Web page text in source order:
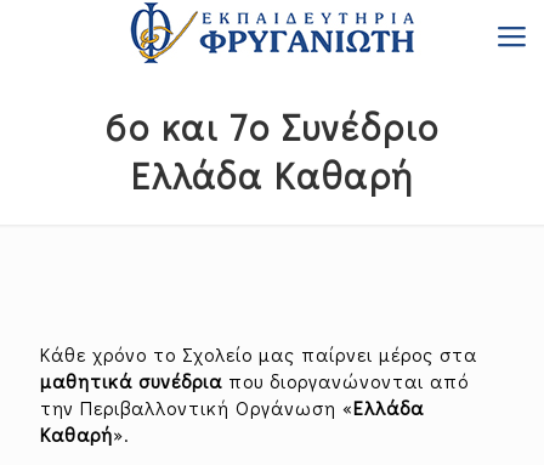
6ο και 7ο Συνέδριο
Ελλάδα Καθαρή
Κάθε χρόνο το Σχολείο μας παίρνει μέρος στα
μαθητικά συνέδρια που διοργανώνονται από
την Περιβαλλοντική Οργάνωση «Ελλάδα
Καθαρή».